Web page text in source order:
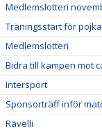
Medlemslotteri
Träningsstart för
Medlemslotteri
Bidra till kampen mot
Intersport
Sponsorträff inför
Ravelli